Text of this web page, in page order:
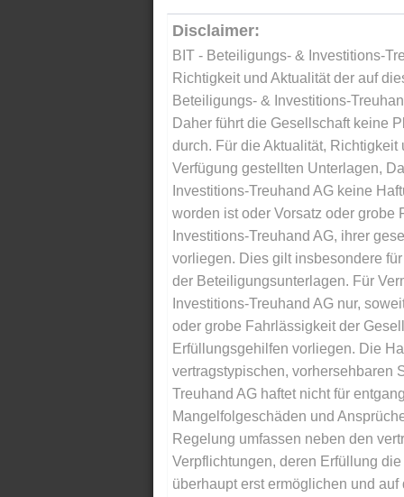
Disclaimer:
BIT - Beteiligungs- & Investitions-
Richtigkeit und Aktualität der auf
Beteiligungs- & Investitions-
Daher führt die Gesellschaft keine
durch. Für die Aktualität,
Verfügung gestellten Unterlagen,
Investitions-Treuhand AG keine
worden ist oder Vorsatz oder
Investitions-Treuhand AG, ihrer
vorliegen. Dies gilt insbesondere
der Beteiligungsunterlagen. Für
Investitions-Treuhand AG nur,
oder grobe Fahrlässigkeit der
Erfüllungsgehilfen vorliegen. Die
vertragstypischen, vorhersehbaren
Treuhand AG haftet nicht für
Mangelfolgeschäden und
Regelung umfassen neben den
Verpflichtungen, deren Erfüllung
überhaupt erst ermöglichen und